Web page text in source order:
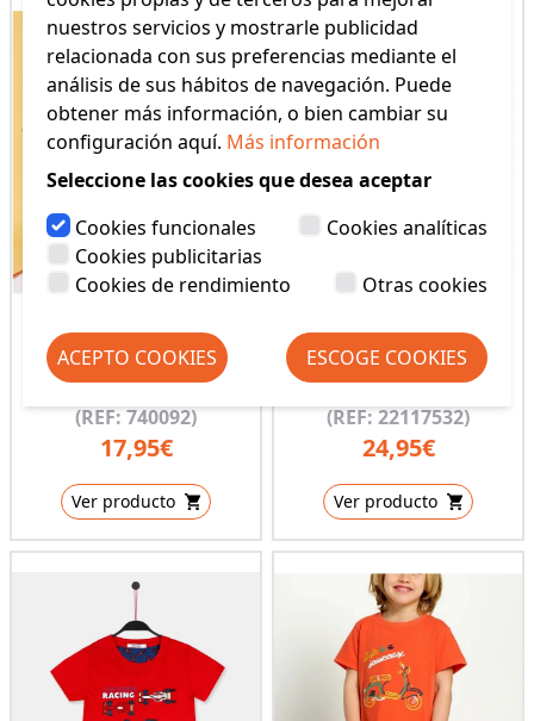
PIJAMA NIÑO VERANO
MUYDEMI
(REF: 740092)
17,95€
Ver producto
PJ NIÑO M/L P/L ROCK
STAR TOBOGAN
(REF: 22117532)
24,95€
Ver producto
nuestros servicios y mostrarle publicidad
relacionada con sus preferencias mediante el
análisis de sus hábitos de navegación. Puede
obtener más información, o bien cambiar su
configuración aquí. Más información
Seleccione las cookies que desea aceptar
Cookies funcionales
Cookies analíticas
Cookies publicitarias
Cookies de rendimiento
Otras cookies
ACEPTO COOKIES ESCOGE COOKIES